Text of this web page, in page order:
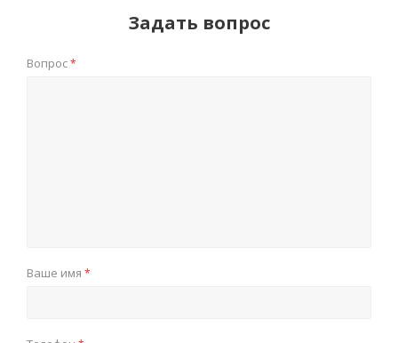
Задать вопрос
Вопрос*
Ваше имя *